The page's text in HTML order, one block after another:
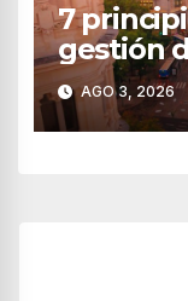
7
gestión
según el
AGO 3, 2026